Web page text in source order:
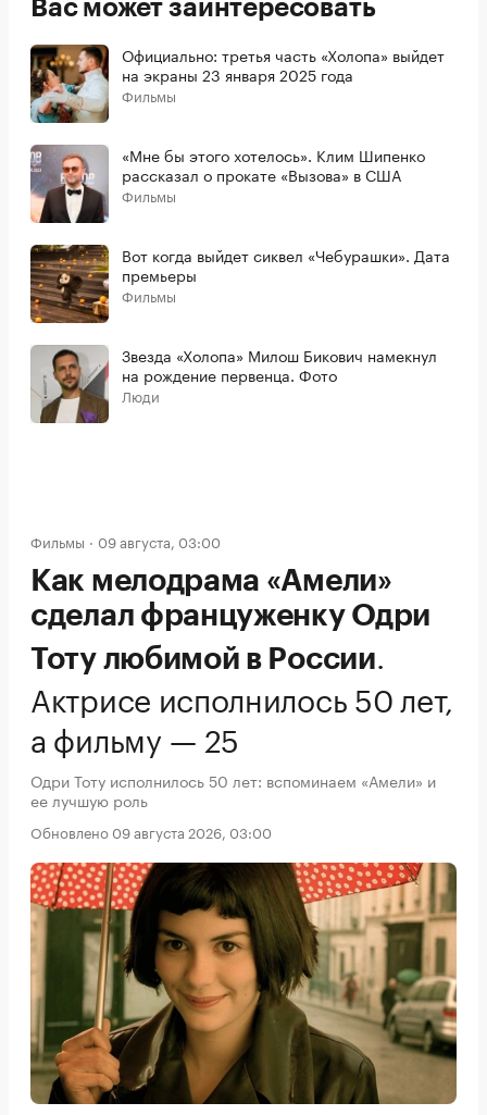
Вас может заинтересовать
Официально: третья часть «Холопа» выйдет
на экраны 23 января 2025 года
Фильмы
«Мне бы этого хотелось». Клим Шипенко
рассказал о прокате «Вызова» в США
Фильмы
Вот когда выйдет сиквел «Чебурашки». Дата
премьеры
Фильмы
Звезда «Холопа» Милош Бикович намекнул
на рождение первенца. Фото
Люди
Фильмы 09 августа, 03:00
Как мелодрама «Амели»
сделал француженку Одри
Тоту любимой в России.
Актрисе исполнилось 50 лет,
а фильму — 25
Одри Тоту исполнилось 50 лет: вспоминаем «Амели» и
ее лучшую роль
Обновлено 09 августа 2026, 03:00